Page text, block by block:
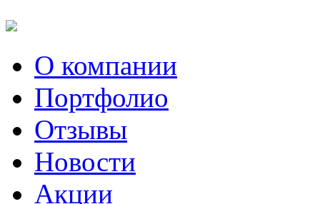
О компании
Портфолио
Отзывы
Новости
Акции